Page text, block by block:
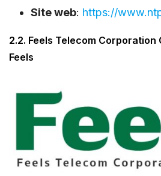
Site web: https://
2.2. Feels Telecom Corporation
Feels